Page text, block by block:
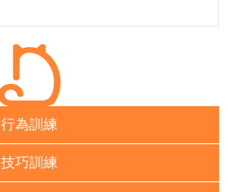
行為訓練
技巧訓練